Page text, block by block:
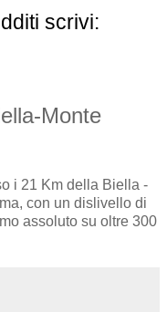
scrivi:
Monte
i 21 Km della Biella -
con un dislivello di
assoluto su oltre 300